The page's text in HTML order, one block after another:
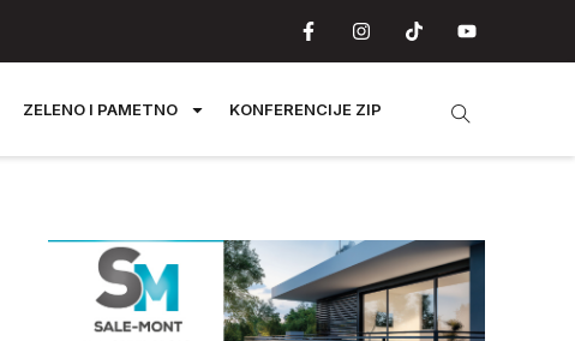
ZELENO I PAMETNO KONFERENCIJE ZIP